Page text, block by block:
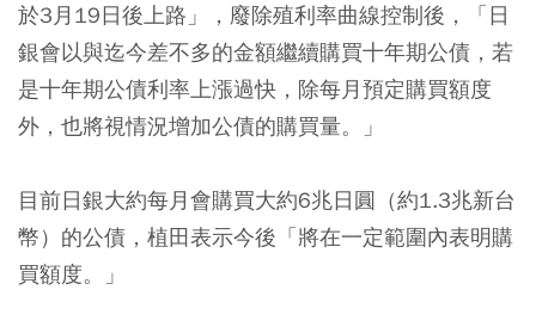
於3月19日後上路」，廢除殖利率曲線控制後，「日
銀會以與迄今差不多的金額繼續購買十年期公債，若
是十年期公債利率上漲過快，除每月預定購買額度
外，也將視情況增加公債的購買量。」
目前日銀大約每月會購買大約6兆日圓（約1.3兆新台
幣）的公債，植田表示今後「將在一定範圍內表明購
買額度。」